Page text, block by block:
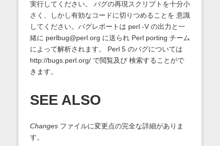
実行してください。 バグの再現スクリプトを十分小
さく、しかし有効なコードに切りつめることを 意識
してください。バグレポートは perl -V の出力と一
緒に perlbug@perl.org に送られ Perl porting チーム
によって解析されます。 Perl 5 のバグについては
http://bugs.perl.org/ で閲覧及び 検索することがで
きます。
SEE ALSO
Changesファイルに変更点の完全な詳細がありま
す。